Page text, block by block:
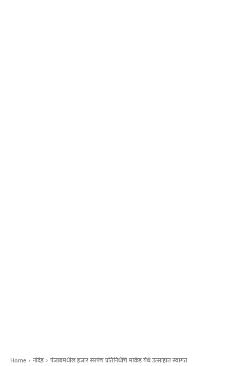
Home नांदेड पंजाबमधील हजार सरपंच प्रतिनिधींचे मार्कंड येथे उत्साहात स्वागत